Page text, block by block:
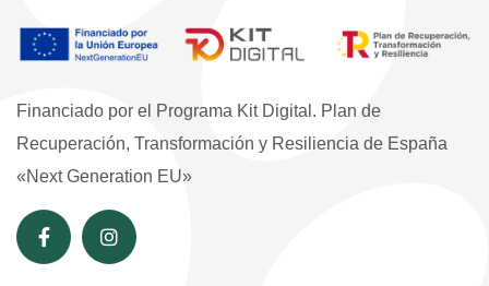
Financiado por el Programa Kit Digital. Plan de
Recuperación, Transformación y Resiliencia de España
«Next Generation EU»